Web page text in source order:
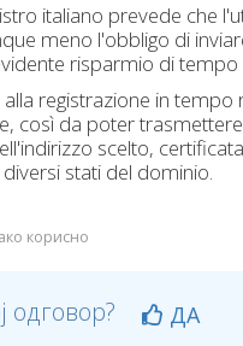
italiano prevede che
meno l'obbligo di
risparmio di
registrazione in
così da poter
scelto,
stati del dominio.
корисно
одговор? ДА